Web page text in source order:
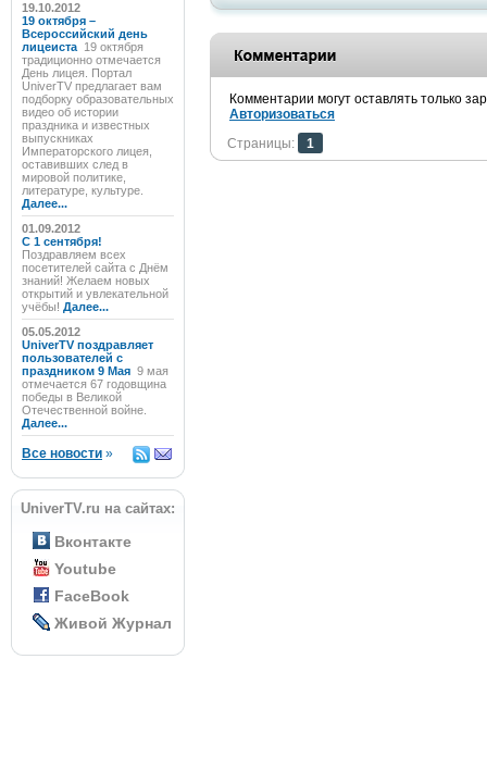
19.10.2012
19 октября –
Всероссийский день
лицеиста 19 октября
традиционно отмечается
День лицея. Портал
UniverTV предлагает вам
подборку образовательных
видео об истории
праздника и известных
выпускниках
Императорского лицея,
оставивших след в
мировой политике,
литературе, культуре.
Далее...
01.09.2012
C 1 сентября!
Поздравляем всех
посетителей сайта с Днём
знаний! Желаем новых
открытий и увлекательной
учёбы! Далее...
05.05.2012
UniverTV поздравляет
пользователей с
праздником 9 Мая 9 мая
отмечается 67 годовщина
победы в Великой
Отечественной войне.
Далее...
Все новости »
UniverTV.ru на сайтах:
Вконтакте
Youtube
FaceBook
Живой Журнал
Комментарии могут оставлять только
Авторизоваться
Страницы:
1